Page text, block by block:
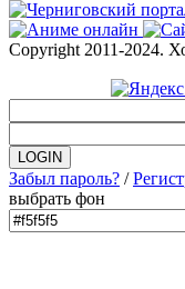
Copyright 2011-2024.
Забыл пароль? /
выбрать фон